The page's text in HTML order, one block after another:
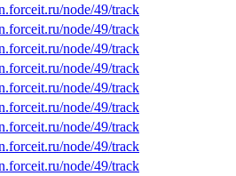
node/49/track
node/49/track
node/49/track
node/49/track
node/49/track
node/49/track
node/49/track
node/49/track
node/49/track